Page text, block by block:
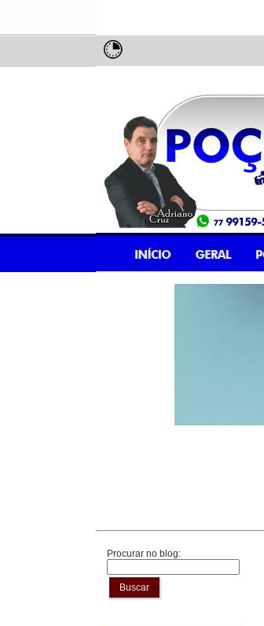
Procurar no blog:
Buscar